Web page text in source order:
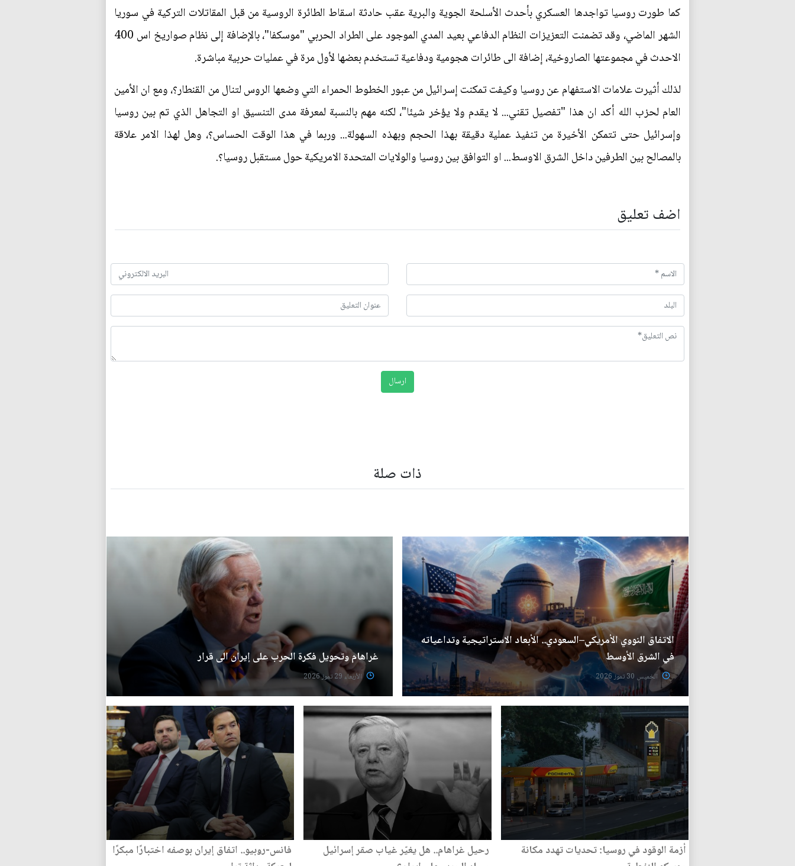
كما طورت روسيا تواجدها العسكري بأحدث الأسلحة الجوية والبرية عقب حادثة اسقاط الطائرة الروسية من قبل المقاتلات التركية في سوريا
الشهر الماضي، وقد تضمنت التعزيزات النظام الدفاعي بعيد المدي الموجود على الطراد الحربي "موسكفا"، بالإضافة إلى نظام صواريخ اس 400
الاحدث في مجموعتها الصاروخية، إضافة الى طائرات هجومية ودفاعية تستخدم بعضها لأول مرة في عمليات حربية مباشرة.
لذلك أثيرت علامات الاستفهام عن روسيا وكيفت تمكنت إسرائيل من عبور الخطوط الحمراء التي وضعها الروس لتنال من القنطار؟، ومع ان الأمين
العام لحزب الله أكد ان هذا "تفصيل تقني... لا يقدم ولا يؤخر شيئا"، لكنه مهم بالنسبة لمعرفة مدى التنسيق او التجاهل الذي تم بين روسيا
وإسرائيل حتى تتمكن الأخيرة من تنفيذ عملية دقيقة بهذا الحجم وبهذه السهولة... وربما في هذا الوقت الحساس؟، وهل لهذا الامر علاقة
بالمصالح بين الطرفين داخل الشرق الاوسط... او التوافق بين روسيا والولايات المتحدة الامريكية حول مستقبل روسيا؟.
اضف تعليق
ذات صلة
الاتفاق النووي الأمريكي–السعودي.. الأبعاد الاستراتيجية وتداعياته
في الشرق الأوسط
الخميس 30 تموز 2026
غراهام وتحويل فكرة الحرب على إيران الى قرار
الأربعاء 29 تموز 2026
أزمة الوقود في روسيا: تحديات تهدد مكانة
رحيل غراهام.. هل يغيّر غياب صقر إسرائيل
فانس-روبيو.. اتفاق إيران بوصفه اختبارًا مبكرًا